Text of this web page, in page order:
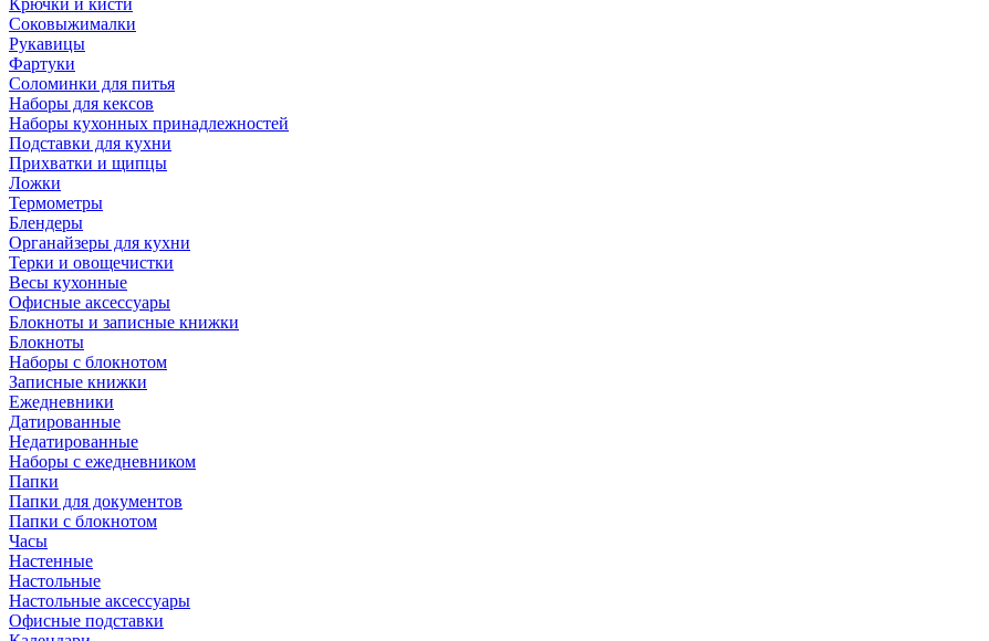
Крючки и кисти
Соковыжималки
Рукавицы
Фартуки
Соломинки для питья
Наборы для кексов
Наборы кухонных принадлежностей
Подставки для кухни
Прихватки и щипцы
Ложки
Термометры
Блендеры
Органайзеры для кухни
Терки и овощечистки
Весы кухонные
Офисные аксессуары
Блокноты и записные книжки
Блокноты
Наборы с блокнотом
Записные книжки
Ежедневники
Датированные
Недатированные
Наборы с ежедневником
Папки
Папки для документов
Папки с блокнотом
Часы
Настенные
Настольные
Настольные аксессуары
Офисные подставки